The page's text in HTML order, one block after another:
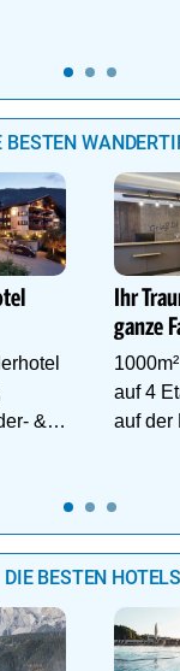
BESTEN
&
Ihr
ganze
auf 4
auf der
DIE BESTEN HOTELS